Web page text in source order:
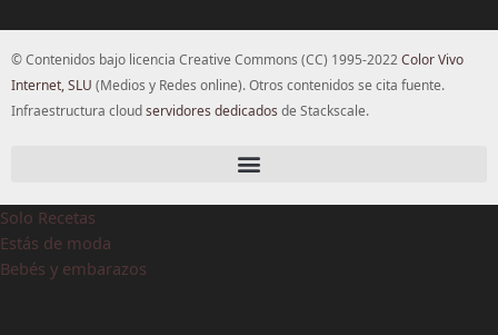
© Contenidos bajo licencia Creative Commons (CC) 1995-2022Color Vivo
Internet, SLU (Medios y Redes online). Otros contenidos se cita fuente.
Infraestructura cloudservidores dedicados de Stackscale.
Solo Recetas
Estás de moda
Bebés y embarazos